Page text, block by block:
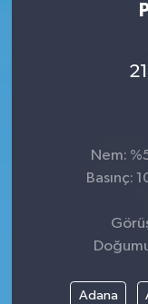
Nem:
Basınç:
Adana